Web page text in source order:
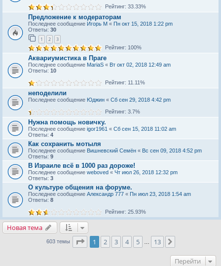
Рейтинг: 33.33%
Предложение к модераторам
Последнее сообщение Игорь М « Пн окт 15, 2018 1:22 pm
Ответы: 30
1 2 3
Рейтинг: 100%
Аквариумистика в Праге
Последнее сообщение MariaS « Вт окт 02, 2018 12:49 am
Ответы: 10
Рейтинг: 11.11%
неподелили
Последнее сообщение Юджин « Сб сен 29, 2018 4:42 pm
Рейтинг: 3.7%
Нужна помощь новичку.
Последнее сообщение igor1961 « Сб сен 15, 2018 11:02 am
Ответы: 4
Как сохранить мотыля
Последнее сообщение Вишневский Семён « Вс сен 09, 2018 4:52 pm
Ответы: 9
В Израиле всё в 1000 раз дороже!
Последнее сообщение weboved « Чт июл 26, 2018 12:32 pm
Ответы: 3
О культуре общения на форуме.
Последнее сообщение Александр 777 « Пн июл 23, 2018 1:54 am
Ответы: 8
Рейтинг: 25.93%
Новая тема
603 темы Страница1 из
1 2 3 4 5 13
Перейти